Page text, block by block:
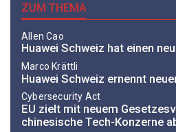
ZUM THEMA
Allen Cao
Huawei Schweiz hat einen
Marco Krättli
Huawei Schweiz ernennt
Cybersecurity Act
EU zielt mit neuem
chinesische Tech-Konzerne